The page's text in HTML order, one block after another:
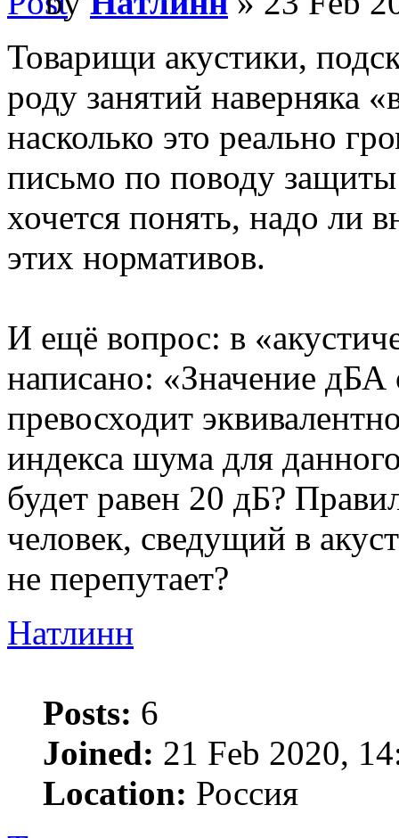
Товарищи акустики,
роду занятий наверняка
насколько это реально
письмо по поводу
хочется понять, надо ли
этих нормативов.
И ещё вопрос: в
написано: «Значение
превосходит
индекса шума для
будет равен 20 дБ?
человек, сведущий в
не перепутает?
Натлинн
Posts: 6
Joined: 21 Feb 2020,
Location: Россия